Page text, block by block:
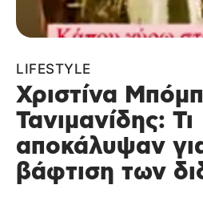
LIFESTYLE
Χριστίνα
Τανιμανίδης: Τι
αποκάλυψαν
βάφτιση των